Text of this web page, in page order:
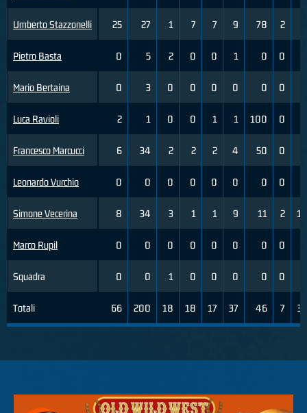
Umberto Stazzonelli
Pietro Basta
Mario Bertaina
Luca Ravioli
Francesco Marcucci
Leonardo Vurchio
Simone Vecerina
Marco Rupil
Squadra
Totali
25 27 1 7 7 9 78 2
0 5 2 0 0 1 0 0
0 3 0 0 0 0 0 0
2 1 0 0 1 1 100 0
6 34 2 2 2 4 50 0
0 0 0 0 0 0 0 0
8 34 3 1 1 9 11 2 10
0 0 0 0 0 0 0 0
0 0 1 0 0 0 0 0
66 200 18 18 17 37 46 7 39